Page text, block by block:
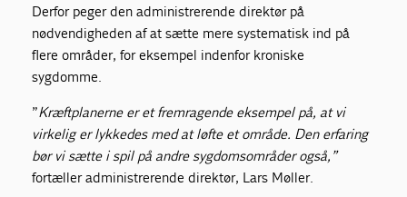
Derfor peger den administrerende direktør på
nødvendigheden af at sætte mere systematisk ind på
flere områder, for eksempel indenfor kroniske
sygdomme.
”Kræftplanerne er et fremragende eksempel på, at vi
virkelig er lykkedes med at løfte et område. Den erfaring
bør vi sætte i spil på andre sygdomsområder også,”
fortæller administrerende direktør, Lars Møller.